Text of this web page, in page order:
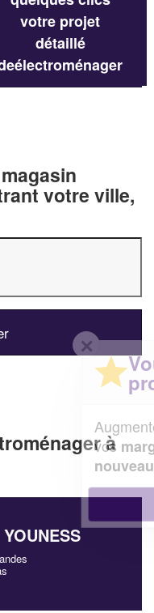
votre projet
détaillé
votre ville,
à
un
chiffre d'affaireset
en gagnant de
plus